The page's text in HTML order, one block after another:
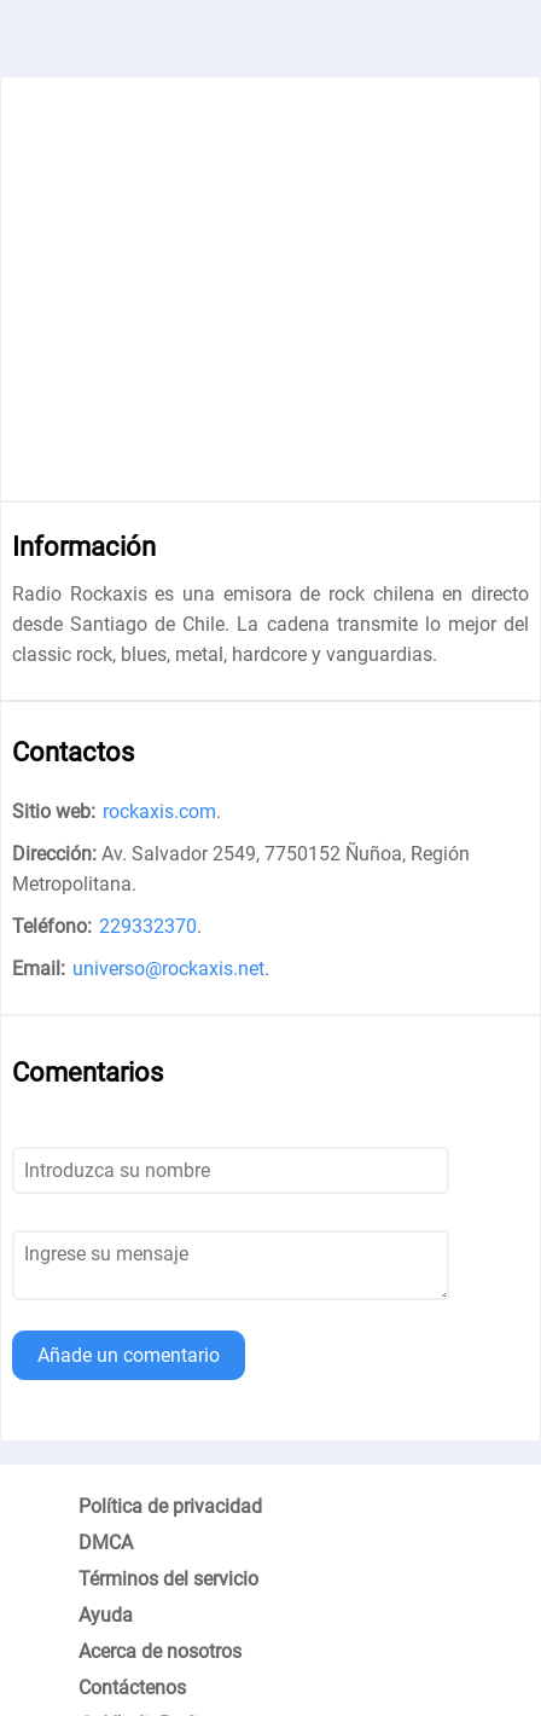
Información
Radio Rockaxis es una emisora de rock chilena en directo
desde Santiago de Chile. La cadena transmite lo mejor del
classic rock, blues, metal, hardcore y vanguardias.
Contactos
Sitio web: rockaxis.com.
Dirección: Av. Salvador 2549, 7750152 Ñuñoa, Región
Metropolitana.
Teléfono: 229332370.
Email: universo@rockaxis.net.
Comentarios
Añade un comentario
Política de privacidad
DMCA
Términos del servicio
Ayuda
Acerca de nosotros
Contáctenos